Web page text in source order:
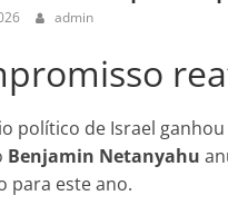
admin
político de Israel
Benjamin Netanyahu
para este ano.